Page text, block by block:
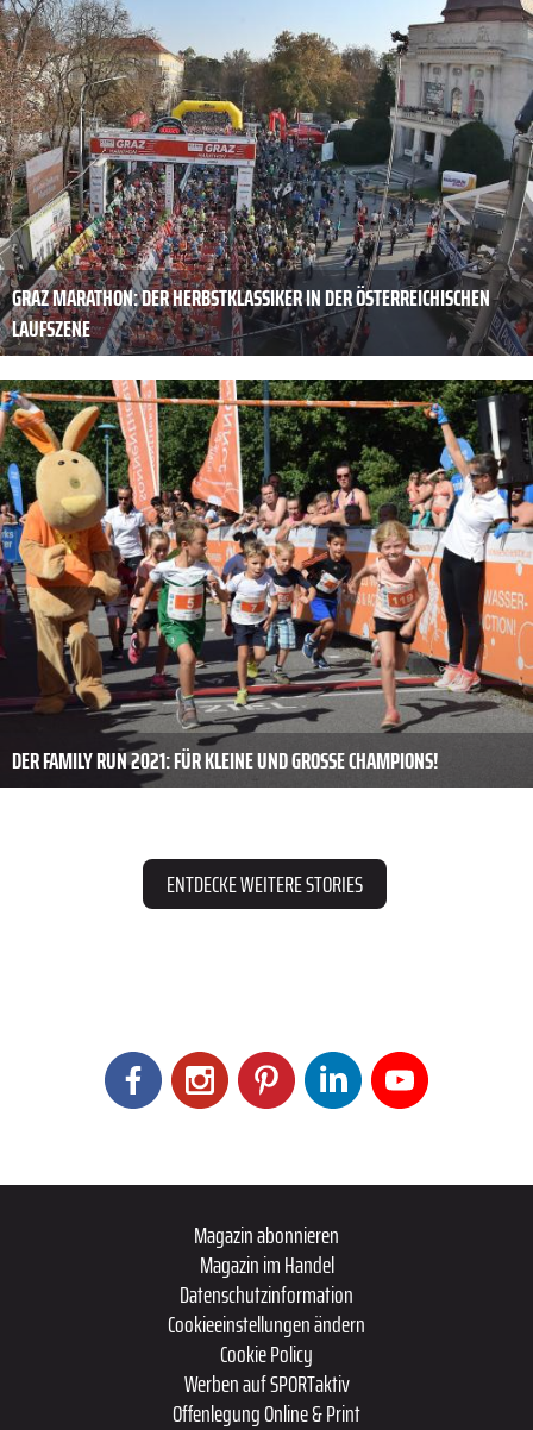
GRAZ MARATHON: DER HERBSTKLASSIKER IN DER ÖSTERREICHISCHEN
LAUFSZENE
DER FAMILY RUN 2021: FÜR KLEINE UND GROSSE CHAMPIONS!
ENTDECKE WEITERE STORIES
Magazin abonnieren
Magazin im Handel
Datenschutzinformation
Cookieeinstellungen ändern
Cookie Policy
Werben auf SPORTaktiv
Offenlegung Online & Print